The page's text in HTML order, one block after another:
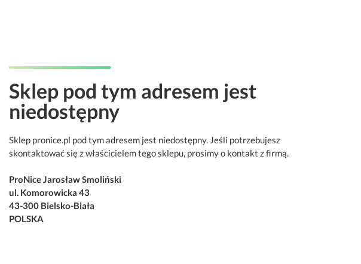
Sklep pod tym adresem jest
niedostępny
Sklep pronice.pl pod tym adresem jest niedostępny. Jeśli potrzebujesz
skontaktować się z właścicielem tego sklepu, prosimy o kontakt z firmą.
ProNice Jarosław Smoliński
ul. Komorowicka 43
43-300 Bielsko-Biała
POLSKA